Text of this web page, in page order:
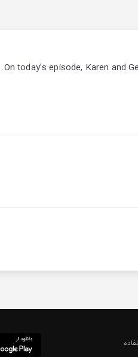
On today’s episode, Karen and